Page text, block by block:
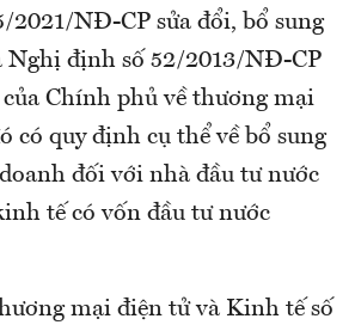
2021/NĐ-CP sửa đổi, bổ sung
Nghị định số 52/2013/NĐ-CP
Chính phủ về thương mại
có quy định cụ thể về bổ sung
đối với nhà đầu tư nước
tế có vốn đầu tư nước
mại điện tử và Kinh tế số